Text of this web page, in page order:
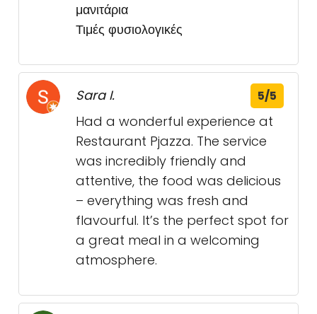
μανιτάρια
Τιμές φυσιολογικές
Sara I. 5/5
Had a wonderful experience at
Restaurant Pjazza. The service
was incredibly friendly and
attentive, the food was delicious
– everything was fresh and
flavourful. It’s the perfect spot for
a great meal in a welcoming
atmosphere.